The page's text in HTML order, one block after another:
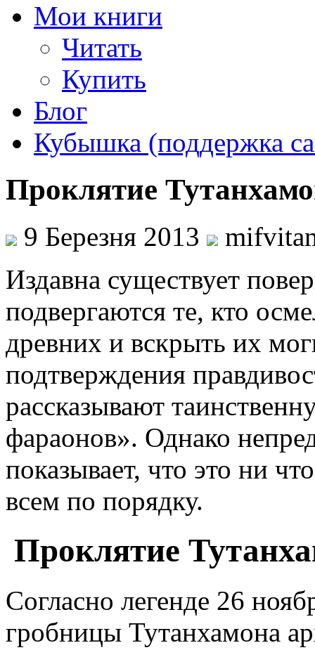
Мои книги
Читать
Купить
Блог
Кубышка (поддержка
Проклятие
9 Березня 2013
Издавна существует
подвергаются те, кто
древних и вскрыть их
подтверждения
рассказывают
фараонов». Однако
показывает, что это ни
всем по порядку.
Проклятие
Согласно легенде 26
гробницы Тутанхамона